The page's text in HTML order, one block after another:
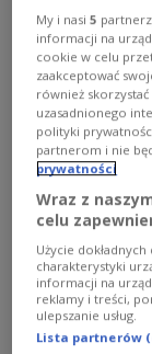
"Syberyjski
Moskala w
Królikiewicza
Słuchowisko
ostatniego w
powstania
Zobacz więcej na
Jacek Raginis-
My i nasi5
informacji na
cookie w celu
zaakceptować
również
uzasadnionego
polityki
partnerom i nie
prywatności
Wraz z
celu
Użycie
charakterystyki
informacji na
reklamy i treści,
ulepszanie usług.
Lista partnerów